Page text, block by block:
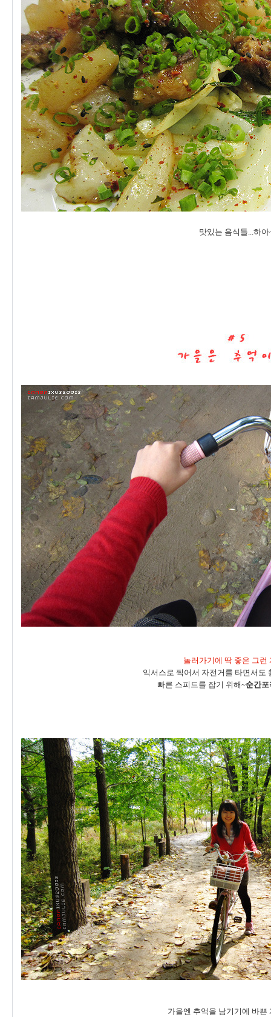
맛있는 음식들...하아
놀러가기에 딱 좋은 그런
익서스로 찍어서 자전거를 타면서도
빠른 스피드를 잡기 위해~순간
가을엔 추억을 남기기에 바쁜